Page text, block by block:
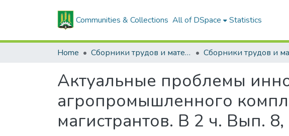
Communities & Collections All of DSpace Statistics
Home Сборники трудов и материалов конференций
Актуальные проблемы
агропромышленного
магистрантов. В 2 ч. Вып. 8,